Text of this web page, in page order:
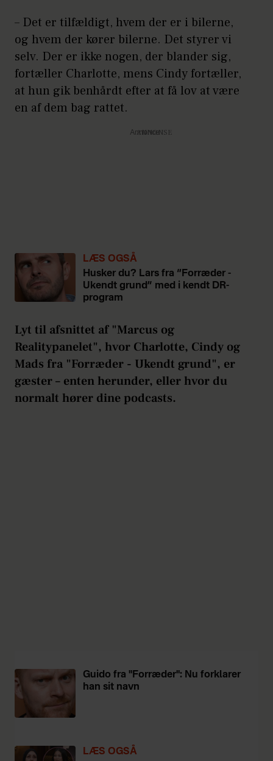
– Det er tilfældigt, hvem der er i bilerne,
og hvem der kører bilerne. Det styrer vi
selv. Der er ikke nogen, der blander sig,
fortæller Charlotte, mens Cindy fortæller,
at hun gik benhårdt efter at få lov at være
en af dem bag rattet.
Annonce
LÆS OGSÅ
Husker du? Lars fra “Forræder -
Ukendt grund” med i kendt DR-
program
Lyt til afsnittet af "Marcus og
Realitypanelet", hvor Charlotte, Cindy og
Mads fra "Forræder - Ukendt grund", er
gæster – enten herunder, eller hvor du
normalt hører dine podcasts.
Guido fra "Forræder": Nu forklarer
han sit navn
LÆS OGSÅ